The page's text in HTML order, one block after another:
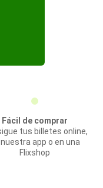
Fácil de comprar
tus billetes online,
app o en una
Flixshop